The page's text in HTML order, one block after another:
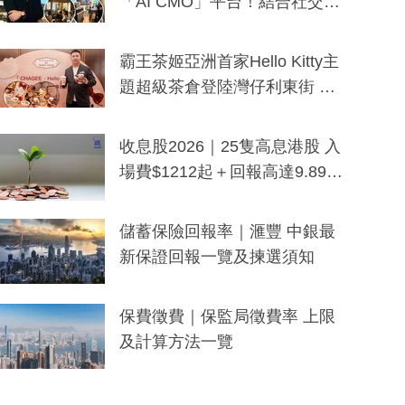
分鐘生成「貼地」宣傳短片
霸王茶姬亞洲首家Hello Kitty主
題超級茶倉登陸灣仔利東街 推
y及香港限定特調系列
收息股2026｜25隻高息港股 入
場費$1212起＋回報高達9.89
儲蓄保險回報率｜滙豐 中銀最
新保證回報一覽及揀選須知
保費徵費｜保監局徵費率 上限
及計算方法一覽